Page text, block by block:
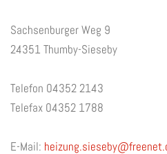
Sachsenburger Weg 9
24351 Thumby-Sieseby
Telefon 04352 2143
Telefax 04352 1788
E-Mail: